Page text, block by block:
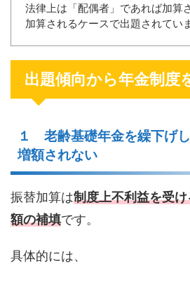
法律上は「配偶者」であれば加算
加算されるケースで出題されてい
出題傾向から年金制度
１ 老齢基礎年金を繰下げ
増額されない
振替加算は制度上不利益を受
額の補填です。
具体的には、